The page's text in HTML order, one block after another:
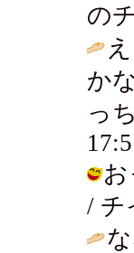
の
か
っ
お
/ チ